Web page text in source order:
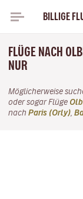
BILLIGE
FLÜGE NACH
NUR
Möglicherweise
oder sogar Flüge
nach Paris (Orly)